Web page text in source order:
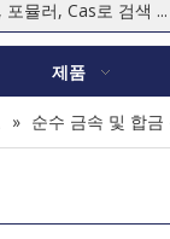
제품
» 순수 금속 및 합금